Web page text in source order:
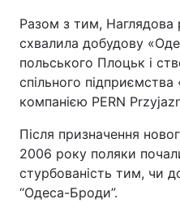
Разом з тим, Наглядова
схвалила добудову
польського Плоцьк і
спільного
компанією PERN
Після призначення
2006 року поляки
стурбованість тим, чи
“Одеса-Броди”.